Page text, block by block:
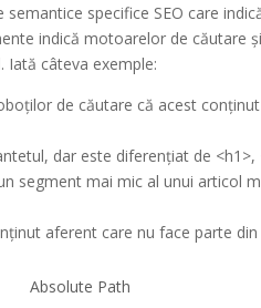
specifice SEO care
indică motoarelor de căutare
Iată câteva exemple:
de căutare că acest
dar este diferențiat de <h1>,
segment mai mic al unui articol
aferent care nu face parte
Absolute Path